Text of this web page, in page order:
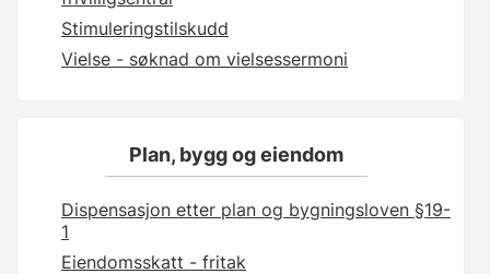
Stimuleringstilskudd
Vielse - søknad om vielsessermoni
Plan, bygg og eiendom
Dispensasjon etter plan og bygningsloven §19-
1
Eiendomsskatt - fritak